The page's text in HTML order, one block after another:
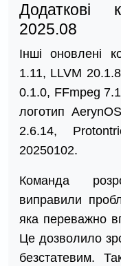
Додаткові
2025.08
Інші оновлені
1.11, LLVM
0.1.0, FFmpeg
логотип
2.6.14,
20250102.
Команда
виправили
яка переважно
Це дозволило
безстатевим.